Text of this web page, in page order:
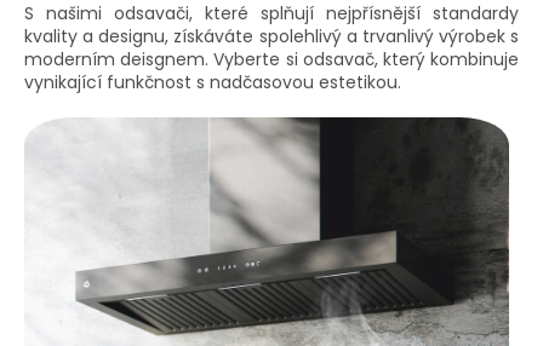
S našimi odsavači, které splňují nejpřísnější standardy
kvality a designu, získáváte spolehlivý a trvanlivý výrobek s
moderním deisgnem. Vyberte si odsavač, který kombinuje
vynikající funkčnost s nadčasovou estetikou.